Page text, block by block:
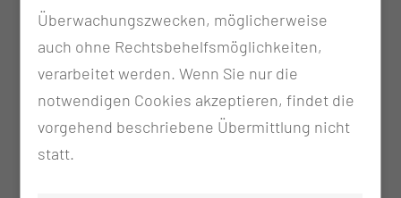
Überwachungszwecken, möglicherweise
auch ohne Rechtsbehelfsmöglichkeiten,
verarbeitet werden. Wenn Sie nur die
notwendigen Cookies akzeptieren, findet die
vorgehend beschriebene Übermittlung nicht
statt.